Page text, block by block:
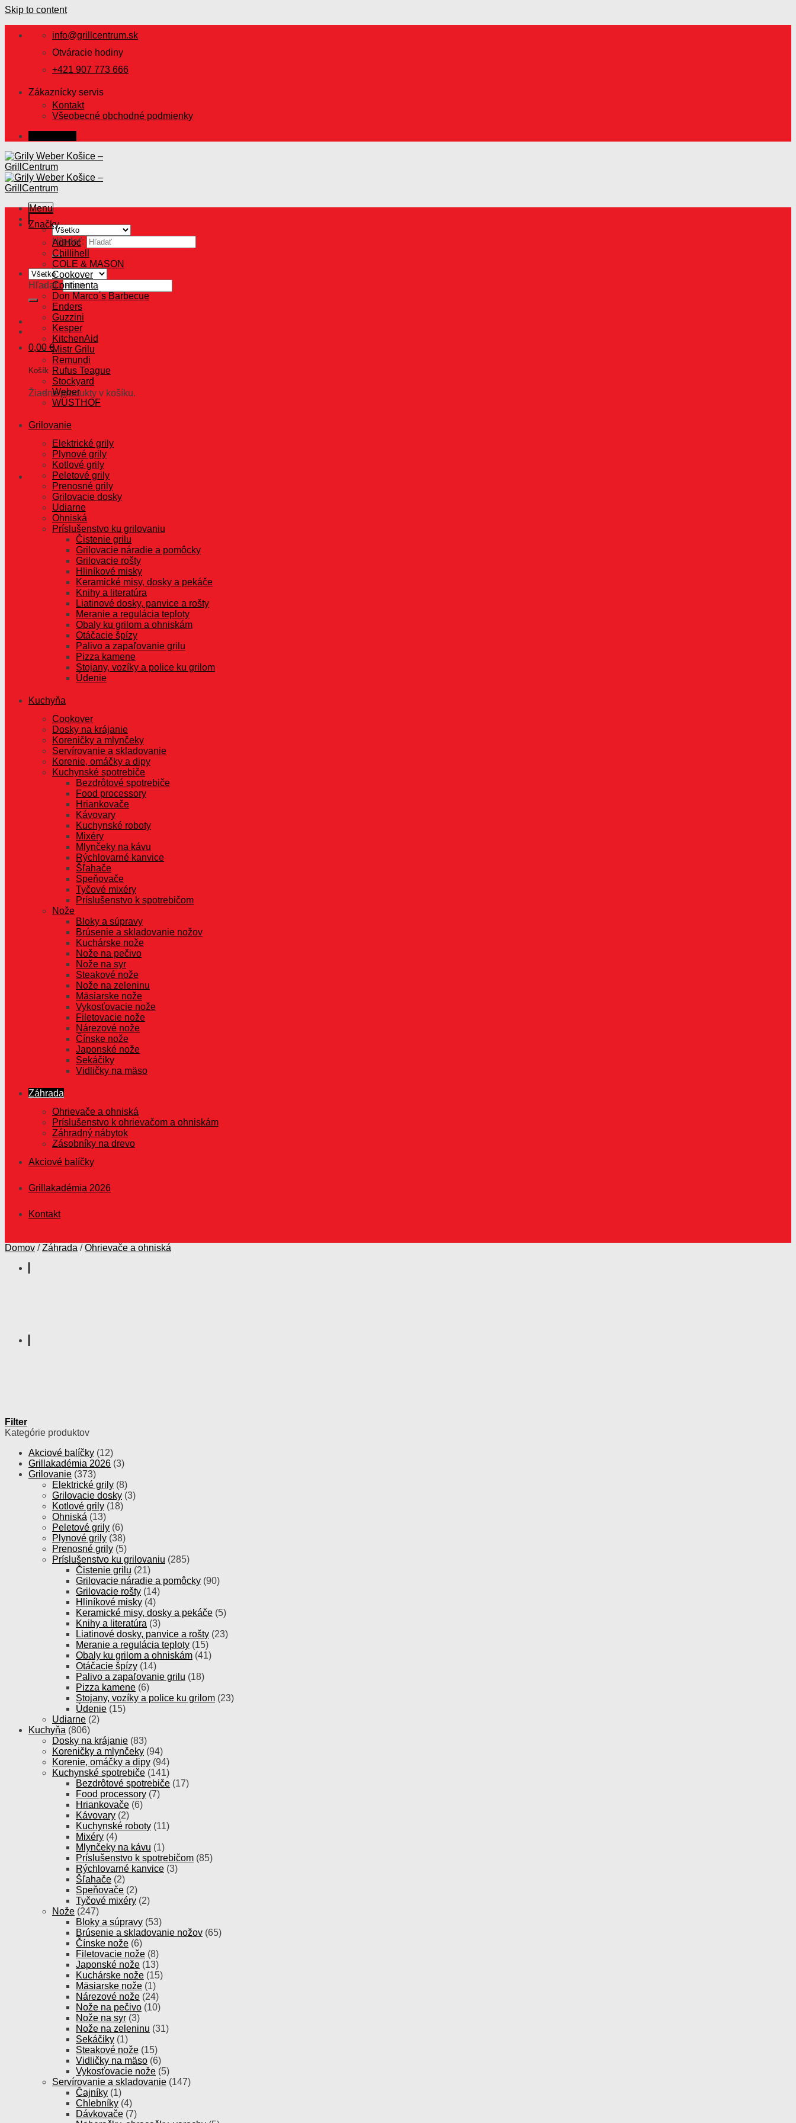
Skip to content
info@grillcentrum.sk
Otváracie hodiny
+421 907 773 666
Zákaznícky servis
Kontakt
Všeobecné obchodné podmienky
Menu
Hľadať:
Hľadať:
0,00 €
Košík
Žiadne produkty v košíku.
Značky
AdHoc
Chillihell
COLE & MASON
Cookover
Continenta
Don Marco´s Barbecue
Enders
Guzzini
Kesper
KitchenAid
Mistr Grilu
Remundi
Rufus Teague
Stockyard
Weber
WÜSTHOF
Grilovanie
Elektrické grily
Plynové grily
Kotlové grily
Peletové grily
Prenosné grily
Grilovacie dosky
Udiarne
Ohniská
Príslušenstvo ku grilovaniu
Čistenie grilu
Grilovacie náradie a pomôcky
Grilovacie rošty
Hliníkové misky
Keramické misy, dosky a pekáče
Knihy a literatúra
Liatinové dosky, panvice a rošty
Meranie a regulácia teploty
Obaly ku grilom a ohniskám
Otáčacie špízy
Palivo a zapaľovanie grilu
Pizza kamene
Stojany, vozíky a police ku grilom
Údenie
Kuchyňa
Cookover
Dosky na krájanie
Koreničky a mlynčeky
Servírovanie a skladovanie
Korenie, omáčky a dipy
Kuchynské spotrebiče
Bezdrôtové spotrebiče
Food processory
Hriankovače
Kávovary
Kuchynské roboty
Mixéry
Mlynčeky na kávu
Rýchlovarné kanvice
Šľahače
Speňovače
Tyčové mixéry
Príslušenstvo k spotrebičom
Nože
Bloky a súpravy
Brúsenie a skladovanie nožov
Kuchárske nože
Nože na pečivo
Nože na syr
Steakové nože
Nože na zeleninu
Mäsiarske nože
Vykosťovacie nože
Filetovacie nože
Nárezové nože
Čínske nože
Japonské nože
Sekáčiky
Vidličky na mäso
Záhrada
Ohrievače a ohniská
Príslušenstvo k ohrievačom a ohniskám
Záhradný nábytok
Zásobníky na drevo
Akciové balíčky
Grillakadémia 2026
Kontakt
Domov / Záhrada / Ohrievače a ohniská
Filter
Kategórie produktov
Akciové balíčky (12)
Grillakadémia 2026 (3)
Grilovanie (373)
Elektrické grily (8)
Grilovacie dosky (3)
Kotlové grily (18)
Ohniská (13)
Peletové grily (6)
Plynové grily (38)
Prenosné grily (5)
Príslušenstvo ku grilovaniu (285)
Čistenie grilu (21)
Grilovacie náradie a pomôcky (90)
Grilovacie rošty (14)
Hliníkové misky (4)
Keramické misy, dosky a pekáče (5)
Knihy a literatúra (3)
Liatinové dosky, panvice a rošty (23)
Meranie a regulácia teploty (15)
Obaly ku grilom a ohniskám (41)
Otáčacie špízy (14)
Palivo a zapaľovanie grilu (18)
Pizza kamene (6)
Stojany, vozíky a police ku grilom (23)
Údenie (15)
Udiarne (2)
Kuchyňa (806)
Dosky na krájanie (83)
Koreničky a mlynčeky (94)
Korenie, omáčky a dipy (94)
Kuchynské spotrebiče (141)
Bezdrôtové spotrebiče (17)
Food processory (7)
Hriankovače (6)
Kávovary (2)
Kuchynské roboty (11)
Mixéry (4)
Mlynčeky na kávu (1)
Príslušenstvo k spotrebičom (85)
Rýchlovarné kanvice (3)
Šľahače (2)
Speňovače (2)
Tyčové mixéry (2)
Nože (247)
Bloky a súpravy (53)
Brúsenie a skladovanie nožov (65)
Čínske nože (6)
Filetovacie nože (8)
Japonské nože (13)
Kuchárske nože (15)
Mäsiarske nože (1)
Nárezové nože (24)
Nože na pečivo (10)
Nože na syr (3)
Nože na zeleninu (31)
Sekáčiky (1)
Steakové nože (15)
Vidličky na mäso (6)
Vykosťovacie nože (5)
Servírovanie a skladovanie (147)
Čajníky (1)
Chlebníky (4)
Dávkovače (7)